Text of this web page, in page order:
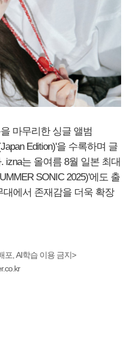
마무리한 싱글 앨범
Edition)'을 수록하며 글
izna는 올여름 8월 일본 최대
SONIC 2025)'에도 출
에서 존재감을 더욱 확장
, AI학습 이용 금지>